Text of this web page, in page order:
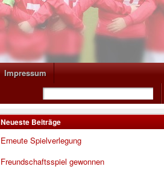
Impressum
Neueste Beiträge
Erneute Spielverlegung
Freundschaftsspiel gewonnen